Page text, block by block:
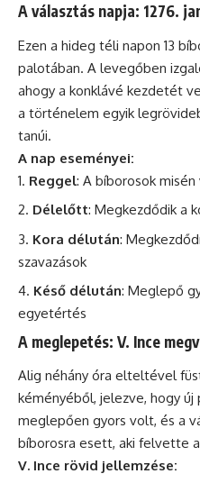
A választás napja: 1276.
Ezen a hideg téli napon 13
palotában. A levegőben
ahogy a konklávé kezdetét
a történelem egyik
tanúi.
A nap eseményei:
Reggel: A bíborosok
Délelőtt: Megkezdődik a
Kora délután:
szavazások
Késő délután: Meglepő
egyetértés
A meglepetés: V. Ince
Alig néhány óra elteltével
kéményéből, jelezve, hogy
meglepően gyors volt, és a
bíborosra esett, aki felvette
V. Ince rövid jellemzése: